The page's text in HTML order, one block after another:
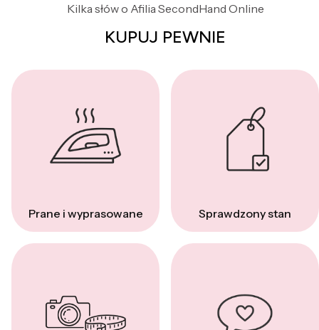
Kilka słów o Afilia SecondHand Online
KUPUJ PEWNIE
Prane i wyprasowane Sprawdzony stan